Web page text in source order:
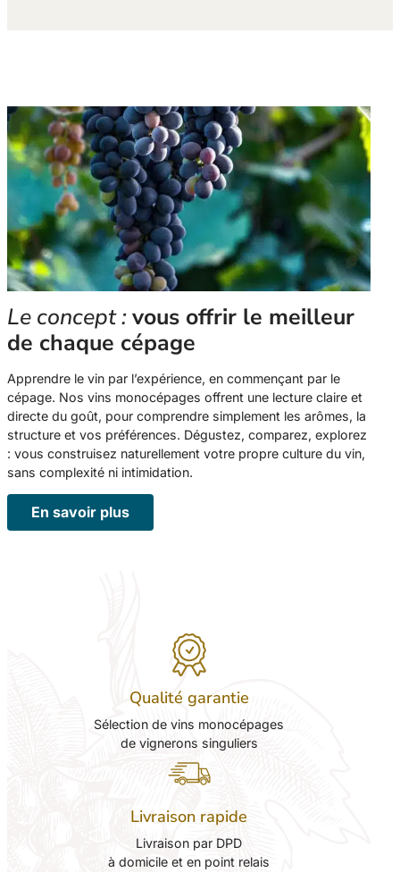
Le concept :vous offrir le meilleur
de chaque cépage
Apprendre le vin par l’expérience, en commençant par le
cépage. Nos vins monocépages offrent une lecture claire et
directe du goût, pour comprendre simplement les arômes, la
structure et vos préférences. Dégustez, comparez, explorez
: vous construisez naturellement votre propre culture du vin,
sans complexité ni intimidation.
En savoir plus
Qualité garantie
Sélection de vins monocépages
de vignerons singuliers
Livraison rapide
Livraison par DPD
à domicile et en point relais